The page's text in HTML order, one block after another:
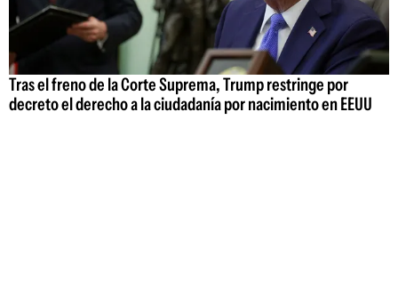
Tras el freno de la Corte Suprema, Trump restringe por
decreto el derecho a la ciudadanía por nacimiento en EEUU